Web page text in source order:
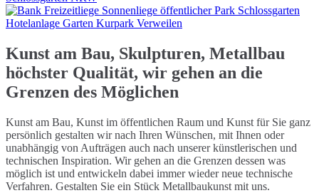
Kunst am Bau, Skulpturen, Metallbau
höchster Qualität, wir gehen an die
Grenzen des Möglichen
Kunst am Bau, Kunst im öffentlichen Raum und Kunst für Sie ganz
persönlich gestalten wir nach Ihren Wünschen, mit Ihnen oder
unabhängig von Aufträgen auch nach unserer künstlerischen und
technischen Inspiration. Wir gehen an die Grenzen dessen was
möglich ist und entwickeln dabei immer wieder neue technische
Verfahren. Gestalten Sie ein Stück Metallbaukunst mit uns.